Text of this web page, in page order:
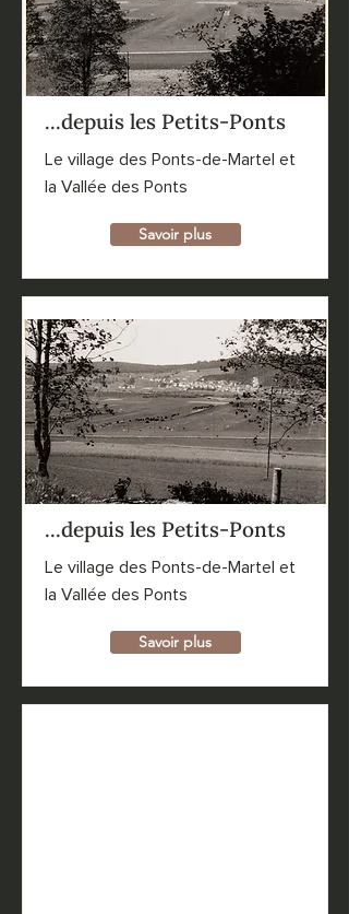
...depuis les Petits-Ponts
Le village des Ponts-de-Martel et
la Vallée des Ponts
Savoir plus
...depuis les Petits-Ponts
Le village des Ponts-de-Martel et
la Vallée des Ponts
Savoir plus